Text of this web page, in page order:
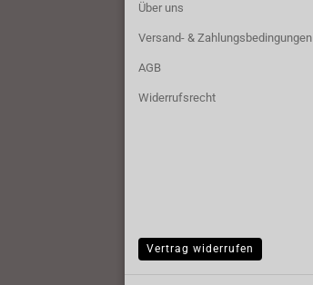
Über uns
Versand- & Zahlungsbedingungen
AGB
Widerrufsrecht
Vertrag widerrufen